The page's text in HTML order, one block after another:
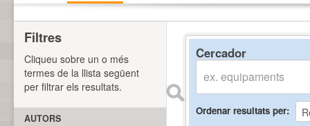
Cercador
Ordenar resultats per
Filtres
Cliqueu sobre un o més
termes de la llista següent
per filtrar els resultats.
AUTORS